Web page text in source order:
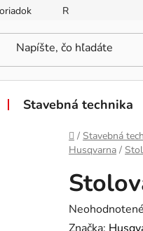
Reklamačný
Stavebná technika
Domov
/ Stavebná
Husqvarna /
Priemerné
hodnotenie
Neohodnotené